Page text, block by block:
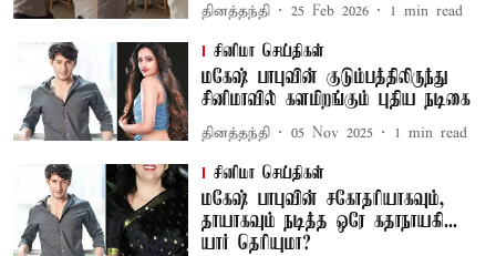
தினத்தந்தி 25 Feb 2026 1 min read
சினிமா செய்திகள்
மகேஷ் பாபுவின் குடும்பத்திலிருந்து
சினிமாவில் களமிறங்கும் புதிய நடிகை
தினத்தந்தி 05 Nov 2025 1 min read
சினிமா செய்திகள்
மகேஷ் பாபுவின் சகோதரியாகவும்,
தாயாகவும் நடித்த ஒரே கதாநாயகி...
யார் தெரியுமா?